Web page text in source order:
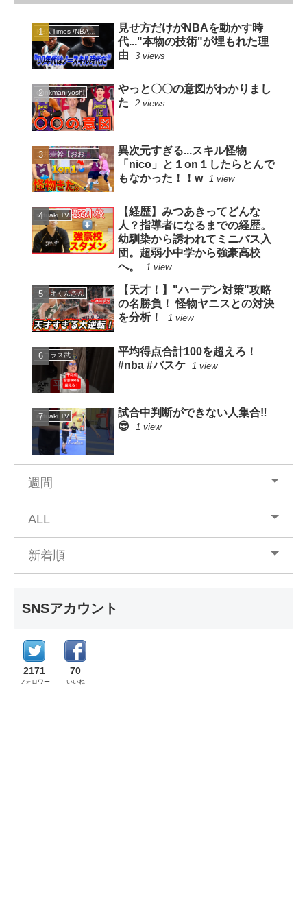
NBA Times /NBAタイムズ
見せ方だけがNBAを動かす時
代..."本物の技術"が埋もれた理
由
3 views
dunkman yoshi
やっと〇〇の意図がわかりまし
た
2 views
大井崇幹【おおいたかよし】
異次元すぎる...スキル怪物
「nico」と１on１したらとんで
もなかった！！w
1 view
mituaki TV
【経歴】みつあきってどんな
人？指導者になるまでの経歴。
幼馴染から誘われてミニバス入
団。超弱小中学から強豪高校
へ。
1 view
カツオくんさん
【天才！】"ハーデン対策"攻略
の名勝負！ 怪物ヤニスとの対決
を分析！
1 view
ニコラス武
平均得点合計100を超えろ！
#nba #バスケ
1 view
mituaki TV
試合中判断ができない人集合‼️
😎
1 view
週間
ALL
新着順
SNSアカウント
2171
フォロワー
70
いいね